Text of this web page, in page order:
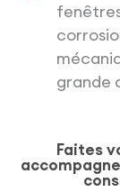
grande
Faites